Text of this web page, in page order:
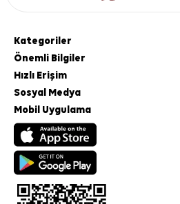
Kategoriler
Önemli Bilgiler
Hızlı Erişim
Sosyal Medya
Mobil Uygulama